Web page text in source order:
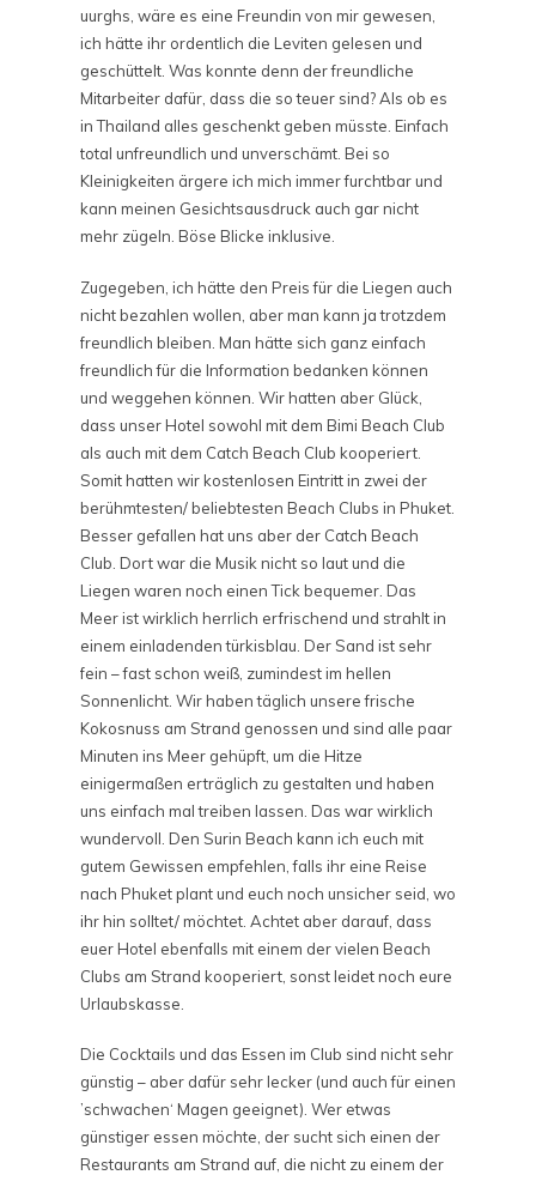
uurghs, wäre es eine Freundin von mir gewesen,
ich hätte ihr ordentlich die Leviten gelesen und
geschüttelt. Was konnte denn der freundliche
Mitarbeiter dafür, dass die so teuer sind? Als ob es
in Thailand alles geschenkt geben müsste. Einfach
total unfreundlich und unverschämt. Bei so
Kleinigkeiten ärgere ich mich immer furchtbar und
kann meinen Gesichtsausdruck auch gar nicht
mehr zügeln. Böse Blicke inklusive.
Zugegeben, ich hätte den Preis für die Liegen auch
nicht bezahlen wollen, aber man kann ja trotzdem
freundlich bleiben. Man hätte sich ganz einfach
freundlich für die Information bedanken können
und weggehen können. Wir hatten aber Glück,
dass unser Hotel sowohl mit dem Bimi Beach Club
als auch mit dem Catch Beach Club kooperiert.
Somit hatten wir kostenlosen Eintritt in zwei der
berühmtesten/ beliebtesten Beach Clubs in Phuket.
Besser gefallen hat uns aber der Catch Beach
Club. Dort war die Musik nicht so laut und die
Liegen waren noch einen Tick bequemer. Das
Meer ist wirklich herrlich erfrischend und strahlt in
einem einladenden türkisblau. Der Sand ist sehr
fein – fast schon weiß, zumindest im hellen
Sonnenlicht. Wir haben täglich unsere frische
Kokosnuss am Strand genossen und sind alle paar
Minuten ins Meer gehüpft, um die Hitze
einigermaßen erträglich zu gestalten und haben
uns einfach mal treiben lassen. Das war wirklich
wundervoll. Den Surin Beach kann ich euch mit
gutem Gewissen empfehlen, falls ihr eine Reise
nach Phuket plant und euch noch unsicher seid, wo
ihr hin solltet/ möchtet. Achtet aber darauf, dass
euer Hotel ebenfalls mit einem der vielen Beach
Clubs am Strand kooperiert, sonst leidet noch eure
Urlaubskasse.
Die Cocktails und das Essen im Club sind nicht sehr
günstig – aber dafür sehr lecker (und auch für einen
’schwachen‘ Magen geeignet). Wer etwas
günstiger essen möchte, der sucht sich einen der
Restaurants am Strand auf, die nicht zu einem der